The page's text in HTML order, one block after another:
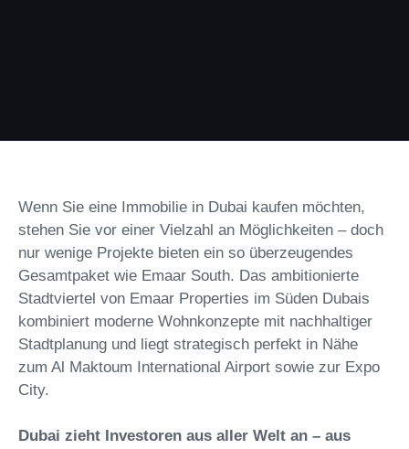
Wenn Sie eine Immobilie in Dubai kaufen möchten,
stehen Sie vor einer Vielzahl an Möglichkeiten – doch
nur wenige Projekte bieten ein so überzeugendes
Gesamtpaket wie Emaar South. Das ambitionierte
Stadtviertel von Emaar Properties im Süden Dubais
kombiniert moderne Wohnkonzepte mit nachhaltiger
Stadtplanung und liegt strategisch perfekt in Nähe
zum Al Maktoum International Airport sowie zur Expo
City.
Dubai zieht Investoren aus aller Welt an – aus